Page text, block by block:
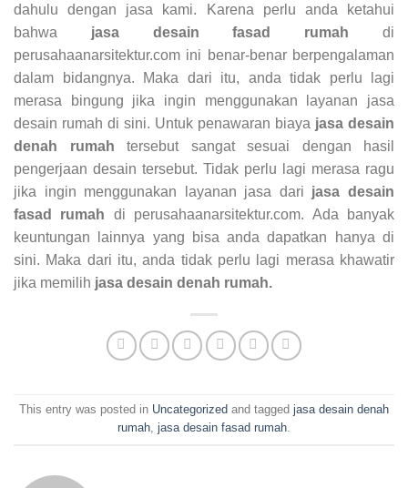
dahulu dengan jasa kami. Karena perlu anda ketahui
bahwa jasa desain fasad rumahdi
perusahaanarsitektur.com ini benar-benar berpengalaman
dalam bidangnya. Maka dari itu, anda tidak perlu lagi
merasa bingung jika ingin menggunakan layanan jasa
desain rumah di sini. Untuk penawaran biaya jasa desain
denah rumah tersebut sangat sesuai dengan hasil
pengerjaan desain tersebut. Tidak perlu lagi merasa ragu
jika ingin menggunakan layanan jasa dari jasa desain
fasad rumah di perusahaanarsitektur.com. Ada banyak
keuntungan lainnya yang bisa anda dapatkan hanya di
sini. Maka dari itu, anda tidak perlu lagi merasa khawatir
jika memilih jasa desain denah rumah.
This entry was posted in Uncategorized and tagged jasa desain denah
rumah, jasa desain fasad rumah.